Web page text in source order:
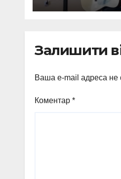
Залишити
Ваша e-mail адреса не
Коментар *